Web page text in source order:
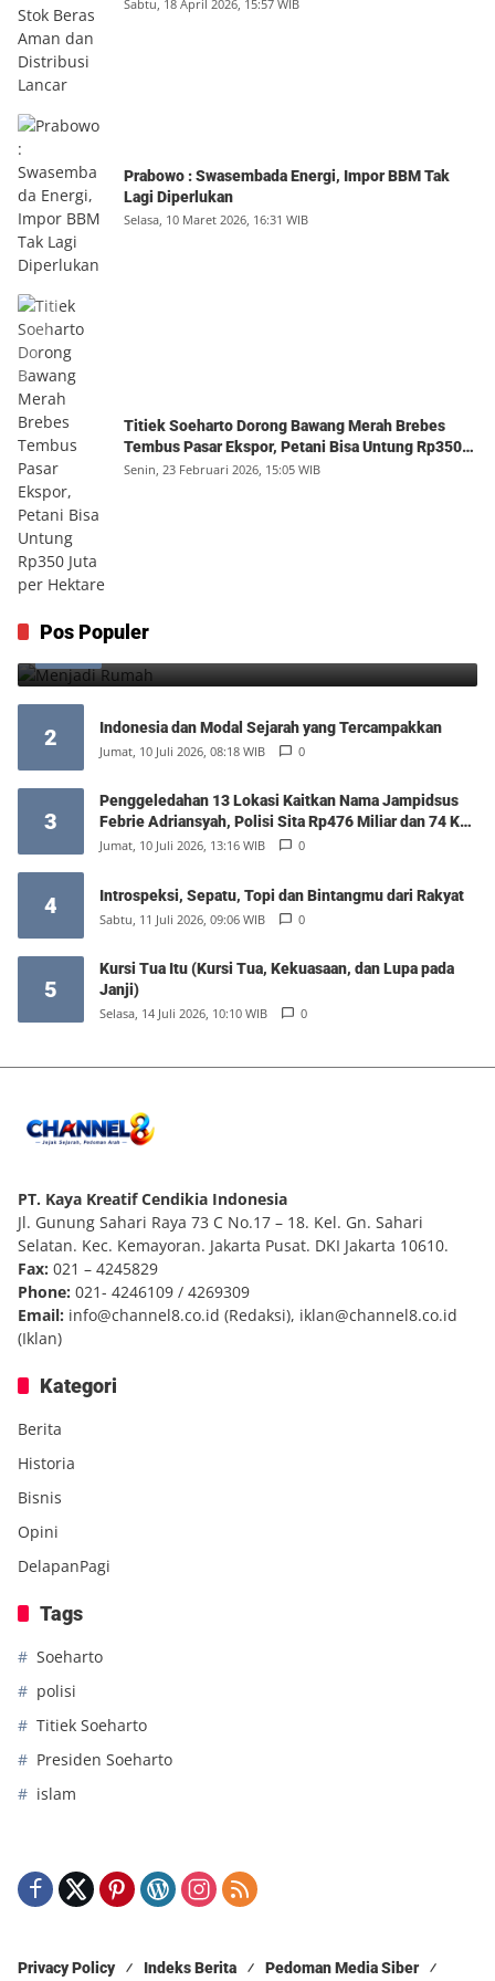
Sabtu, 18 April 2026, 15:57 WIB
Prabowo : Swasembada Energi, Impor BBM Tak
Lagi Diperlukan
Selasa, 10 Maret 2026, 16:31 WIB
Titiek Soeharto Dorong Bawang Merah Brebes
Tembus Pasar Ekspor, Petani Bisa Untung Rp350
Juta per Hektare
Senin, 23 Februari 2026, 15:05 WIB
Pos Populer
1 Menjadi Rumah
2 Indonesia dan Modal Sejarah yang Tercampakkan
Jumat, 10 Juli 2026, 08:18 WIB 0
3
Penggeledahan 13 Lokasi Kaitkan Nama Jampidsus
Febrie Adriansyah, Polisi Sita Rp476 Miliar dan 74 Kg
Emas
Jumat, 10 Juli 2026, 13:16 WIB 0
4 Introspeksi, Sepatu, Topi dan Bintangmu dari Rakyat
Sabtu, 11 Juli 2026, 09:06 WIB 0
5
Kursi Tua Itu (Kursi Tua, Kekuasaan, dan Lupa pada
Janji)
Selasa, 14 Juli 2026, 10:10 WIB 0
PT. Kaya Kreatif Cendikia Indonesia
Jl. Gunung Sahari Raya 73 C No.17 – 18. Kel. Gn. Sahari
Selatan. Kec. Kemayoran. Jakarta Pusat. DKI Jakarta 10610.
Fax: 021 – 4245829
Phone: 021- 4246109 / 4269309
Email: info@channel8.co.id (Redaksi), iklan@channel8.co.id
(Iklan)
Kategori
Berita
Historia
Bisnis
Opini
DelapanPagi
Tags
Soeharto
polisi
Titiek Soeharto
Presiden Soeharto
islam
Privacy Policy Indeks Berita Pedoman Media Siber